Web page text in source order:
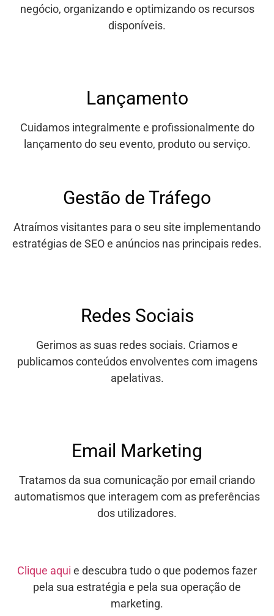
negócio, organizando e optimizando os recursos
disponíveis.
Lançamento
Cuidamos integralmente e profissionalmente do
lançamento do seu evento, produto ou serviço.
Gestão de Tráfego
Atraímos visitantes para o seu site implementando
estratégias de SEO e anúncios nas principais redes.
Redes Sociais
Gerimos as suas redes sociais. Criamos e
publicamos conteúdos envolventes com imagens
apelativas.
Email Marketing
Tratamos da sua comunicação por email criando
automatismos que interagem com as preferências
dos utilizadores.
Clique aqui e descubra tudo o que podemos fazer
pela sua estratégia e pela sua operação de
marketing.